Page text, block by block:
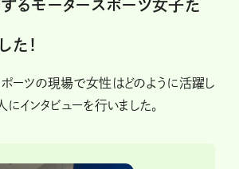
るモータースポーツ女子た
た！
ーツの現場で女性はどのように活躍し
インタビューを行いました。